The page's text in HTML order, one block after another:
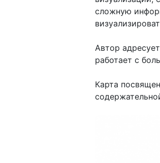
сложную
Автор
работает с
Карта